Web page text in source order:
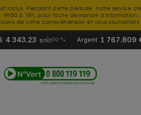
inclus. Pendant cette période, notre
9h30 à 18h, pour toute demande d'information.
de votre compréhension et vous
4 343.23 $/OZ0.00 % Argent 1 767.809